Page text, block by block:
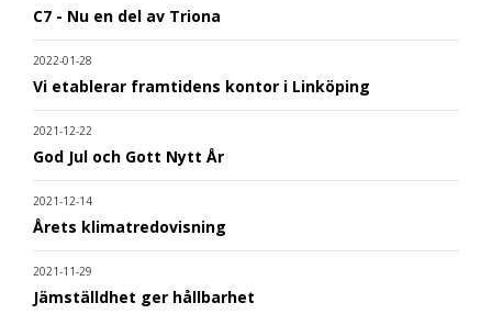
C7 - Nu en del av Triona
2022-01-28
Vi etablerar framtidens kontor i Linköping
2021-12-22
God Jul och Gott Nytt År
2021-12-14
Årets klimatredovisning
2021-11-29
Jämställdhet ger hållbarhet